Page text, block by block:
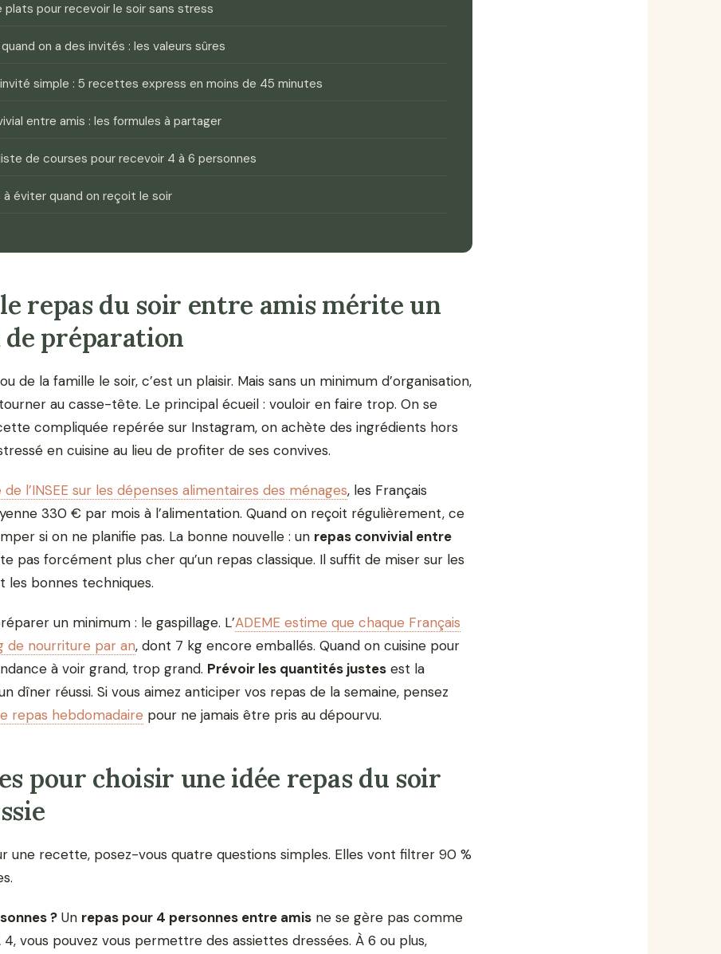
plats pour recevoir le soir sans stress
on a des invités : les valeurs sûres
simple : 5 recettes express en moins de 45 minutes
entre amis : les formules à partager
de courses pour recevoir 4 à 6 personnes
à éviter quand on reçoit le soir
repas du soir entre amis mérite un
préparation
de la famille le soir, c’est un plaisir. Mais sans un minimum d’organisation,
au casse-tête. Le principal écueil : vouloir en faire trop. On se
compliquée repérée sur Instagram, on achète des ingrédients hors
en cuisine au lieu de profiter de ses convives.
l’INSEE sur les dépenses alimentaires des ménages, les Français
330 € par mois à l’alimentation. Quand on reçoit régulièrement, ce
si on ne planifie pas. La bonne nouvelle : un repas convivial entre
pas forcément plus cher qu’un repas classique. Il suffit de miser sur les
les bonnes techniques.
un minimum : le gaspillage. L’ADEME estime que chaque Français
de nourriture par an, dont 7 kg encore emballés. Quand on cuisine pour
à voir grand, trop grand. Prévoir les quantités justes est la
dîner réussi. Si vous aimez anticiper vos repas de la semaine, pensez
repas hebdomadaire pour ne jamais être pris au dépourvu.
pour choisir une idée repas du soir
une recette, posez-vous quatre questions simples. Elles vont filtrer 90 %
? Un repas pour 4 personnes entre amis ne se gère pas comme
4, vous pouvez vous permettre des assiettes dressées. À 6 ou plus,